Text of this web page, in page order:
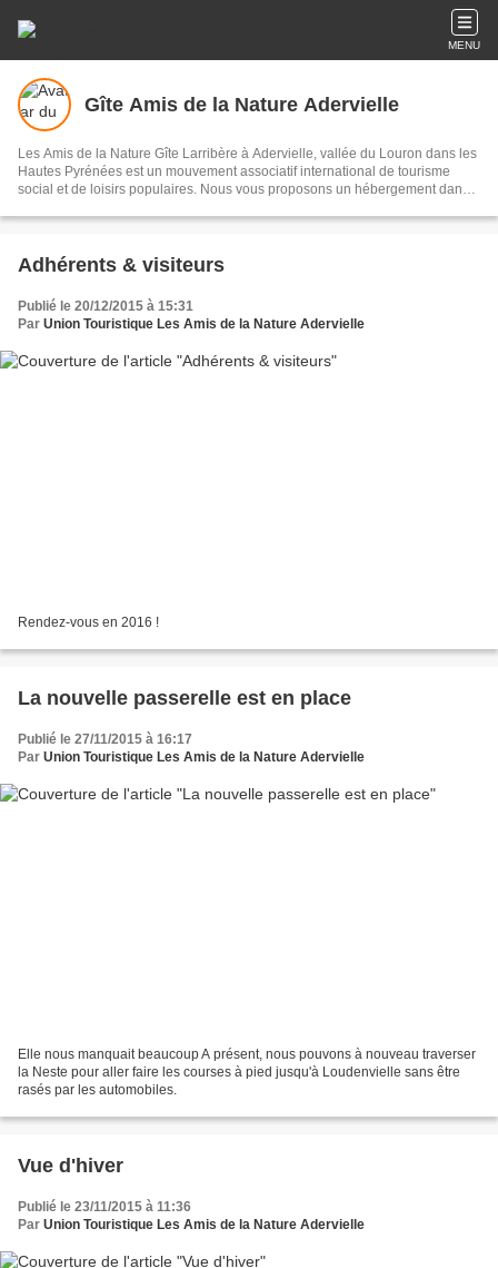
MENU
Gîte Amis de la Nature Adervielle
Les Amis de la Nature Gîte Larribère à Adervielle, vallée du Louron dans les
Hautes Pyrénées est un mouvement associatif international de tourisme
social et de loisirs populaires. Nous vous proposons un hébergement dans
Adhérents & visiteurs
Publié le 20/12/2015 à 15:31
Par Union Touristique Les Amis de la Nature Adervielle
Rendez-vous en 2016 !
La nouvelle passerelle est en place
Publié le 27/11/2015 à 16:17
Par Union Touristique Les Amis de la Nature Adervielle
Elle nous manquait beaucoup A présent, nous pouvons à nouveau traverser
la Neste pour aller faire les courses à pied jusqu'à Loudenvielle sans être
rasés par les automobiles.
Vue d'hiver
Publié le 23/11/2015 à 11:36
Par Union Touristique Les Amis de la Nature Adervielle